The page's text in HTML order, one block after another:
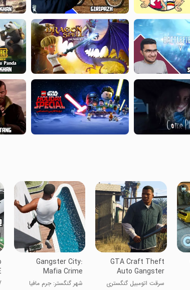
GTA Craft Theft
Auto Gangster
سرقت اتومبیل گنگستری
Gangster City:
Mafia Crime
شهر گنگستر: جرم مافیا